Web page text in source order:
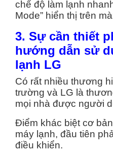
chế độ làm lạnh
Mode” hiển thị trên
3. Sự cần thiết
hướng dẫn sử
lạnh LG
Có rất nhiều thương
trường và LG là
mọi nhà được người
Điểm khác biệt cơ
máy lạnh, đầu tiên
điều khiển.